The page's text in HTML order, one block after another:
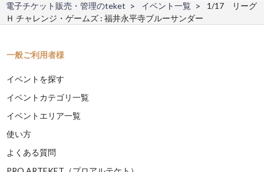
電子チケット販売・管理のteket イベント一覧
1/17 リーグ
Ｈ チャレンジ・ゲームズ : 福井永平寺ブルーサンダー
一般ご利用者様
イベントを探す
イベントカテゴリ一覧
イベントエリア一覧
使い方
よくある質問